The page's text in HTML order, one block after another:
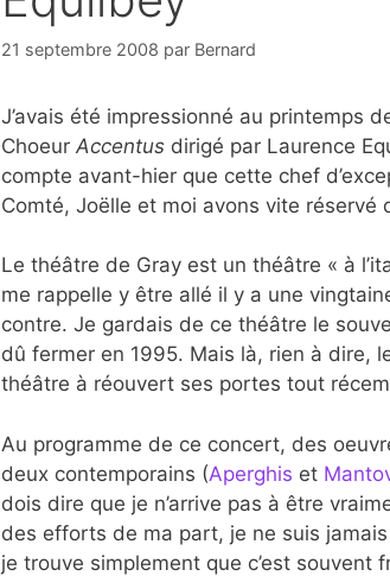
21 septembre 2008 par Bernard
J’avais été impressionné au printemps
Choeur Accentus dirigé par Laurence
compte avant-hier que cette chef
Comté, Joëlle et moi avons vite réservé
Le théâtre de Gray est un théâtre « à
me rappelle y être allé il y a une
contre. Je gardais de ce théâtre le
dû fermer en 1995. Mais là, rien à dire,
théâtre à réouvert ses portes tout
Au programme de ce concert, des
deux contemporains (Aperghis et
dois dire que je n’arrive pas à être
des efforts de ma part, je ne suis
je trouve simplement que c’est